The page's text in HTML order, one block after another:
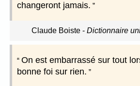
changeront jamais.
Claude Boiste- Dictionnaire
On est embarrassé sur tout
bonne foi sur rien.